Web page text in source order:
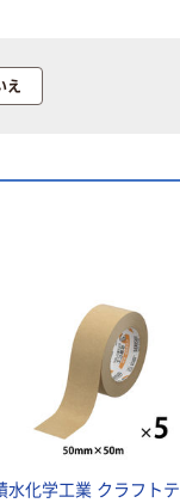
え
水化学工業 クラフトテ